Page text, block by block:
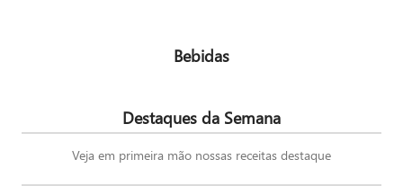
Bebidas
Destaques da Semana
Veja em primeira mão nossas receitas destaque